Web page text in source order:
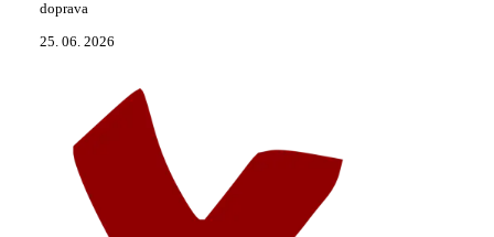
doprava
25. 06. 2026